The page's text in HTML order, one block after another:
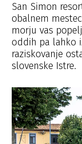
San Simon
obalnem
morju vas
oddih pa lahko
raziskovanje
slovenske Istre.